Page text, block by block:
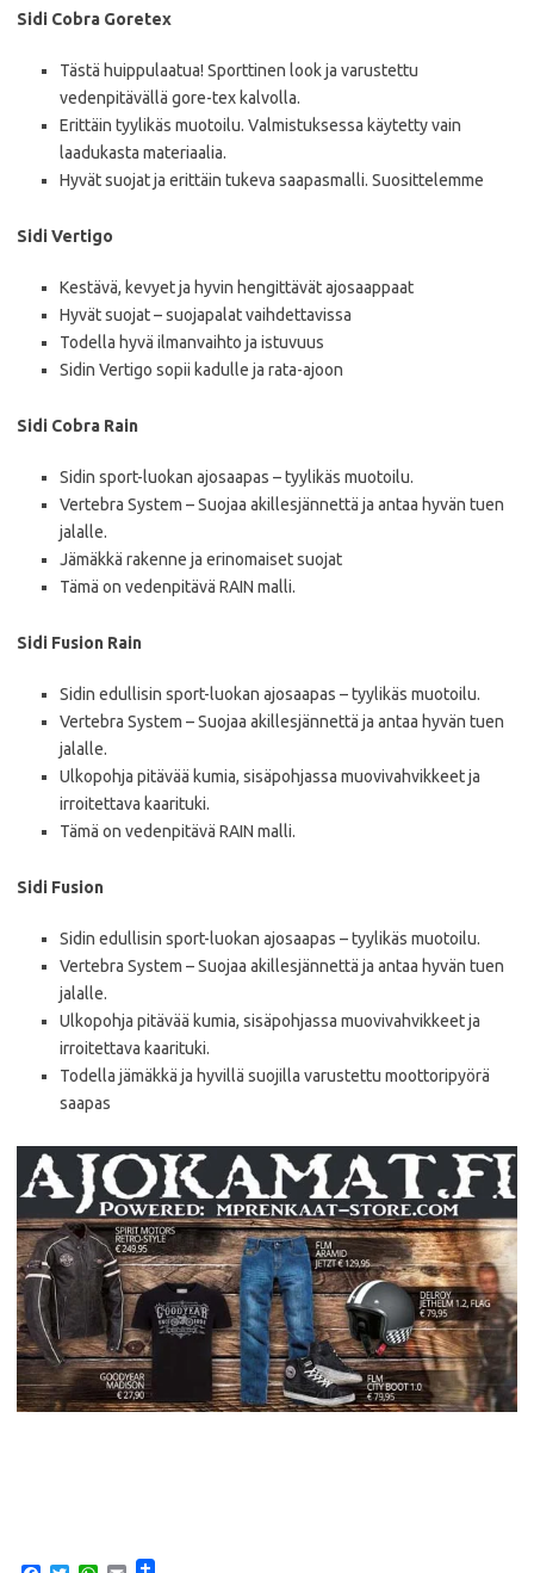
Sidi Cobra Goretex
Tästä huippulaatua! Sporttinen look ja varustettu
vedenpitävällä gore-tex kalvolla.
Erittäin tyylikäs muotoilu. Valmistuksessa käytetty vain
laadukasta materiaalia.
Hyvät suojat ja erittäin tukeva saapasmalli. Suosittelemme
Sidi Vertigo
Kestävä, kevyet ja hyvin hengittävät ajosaappaat
Hyvät suojat – suojapalat vaihdettavissa
Todella hyvä ilmanvaihto ja istuvuus
Sidin Vertigo sopii kadulle ja rata-ajoon
Sidi Cobra Rain
Sidin sport-luokan ajosaapas – tyylikäs muotoilu.
Vertebra System – Suojaa akillesjännettä ja antaa hyvän tuen
jalalle.
Jämäkkä rakenne ja erinomaiset suojat
Tämä on vedenpitävä RAIN malli.
Sidi Fusion Rain
Sidin edullisin sport-luokan ajosaapas – tyylikäs muotoilu.
Vertebra System – Suojaa akillesjännettä ja antaa hyvän tuen
jalalle.
Ulkopohja pitävää kumia, sisäpohjassa muovivahvikkeet ja
irroitettava kaarituki.
Tämä on vedenpitävä RAIN malli.
Sidi Fusion
Sidin edullisin sport-luokan ajosaapas – tyylikäs muotoilu.
Vertebra System – Suojaa akillesjännettä ja antaa hyvän tuen
jalalle.
Ulkopohja pitävää kumia, sisäpohjassa muovivahvikkeet ja
irroitettava kaarituki.
Todella jämäkkä ja hyvillä suojilla varustettu moottoripyörä
saapas